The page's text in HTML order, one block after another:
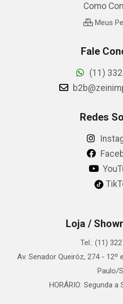
Como
Meus
Fale
(11)
Redes
Loja /
Tel.: (11)
Av. Senador Queiróz, 274 - 12º
Paulo/
HORÁRIO: Segunda a